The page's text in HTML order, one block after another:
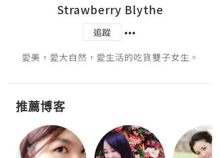
Strawberry Blythe
追蹤
愛美，愛大自然，愛生活的吃貨雙子女生。
推薦博客